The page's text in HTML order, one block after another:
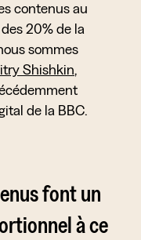
contenus au
20% de la
sommes
Shishkin,
de la BBC.
font un
à ce